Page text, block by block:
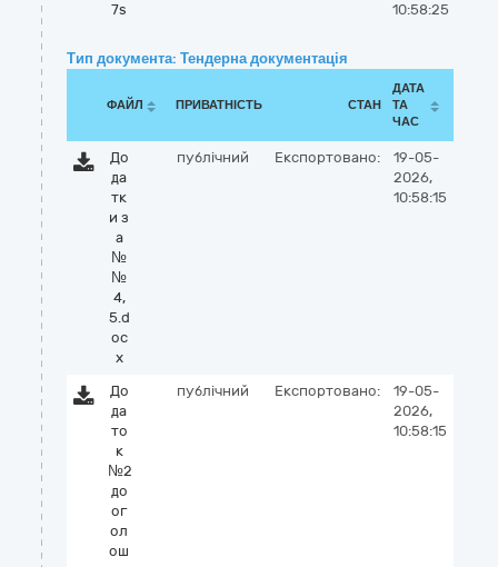
7s
10:58:25
Тип документа: Тендерна документація
ФАЙЛ ПРИВАТНІСТЬ СТАН
ДАТА
ТА
ЧАС
До
да
тк
и з
а
№
№
4,
5.d
oc
x
публічний Експортовано:
19-05-
2026,
10:58:15
До
да
то
к
№2
до
ог
ол
ош
публічний Експортовано:
19-05-
2026,
10:58:15